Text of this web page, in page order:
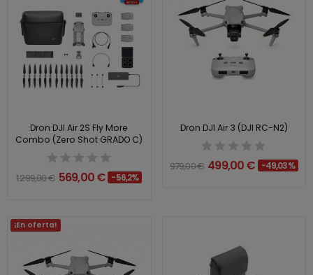
Dron DJI Air 2S Fly More
Combo (Zero Shot GRADO C)
1.299,00 € 569,00 € -56,2%
Dron DJI Air 3 (DJI RC-N2)
979,00 € 499,00 € -49,03%
¡En oferta!